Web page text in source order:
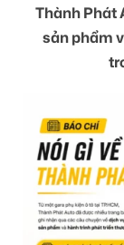
Thành Phát
sản phẩm